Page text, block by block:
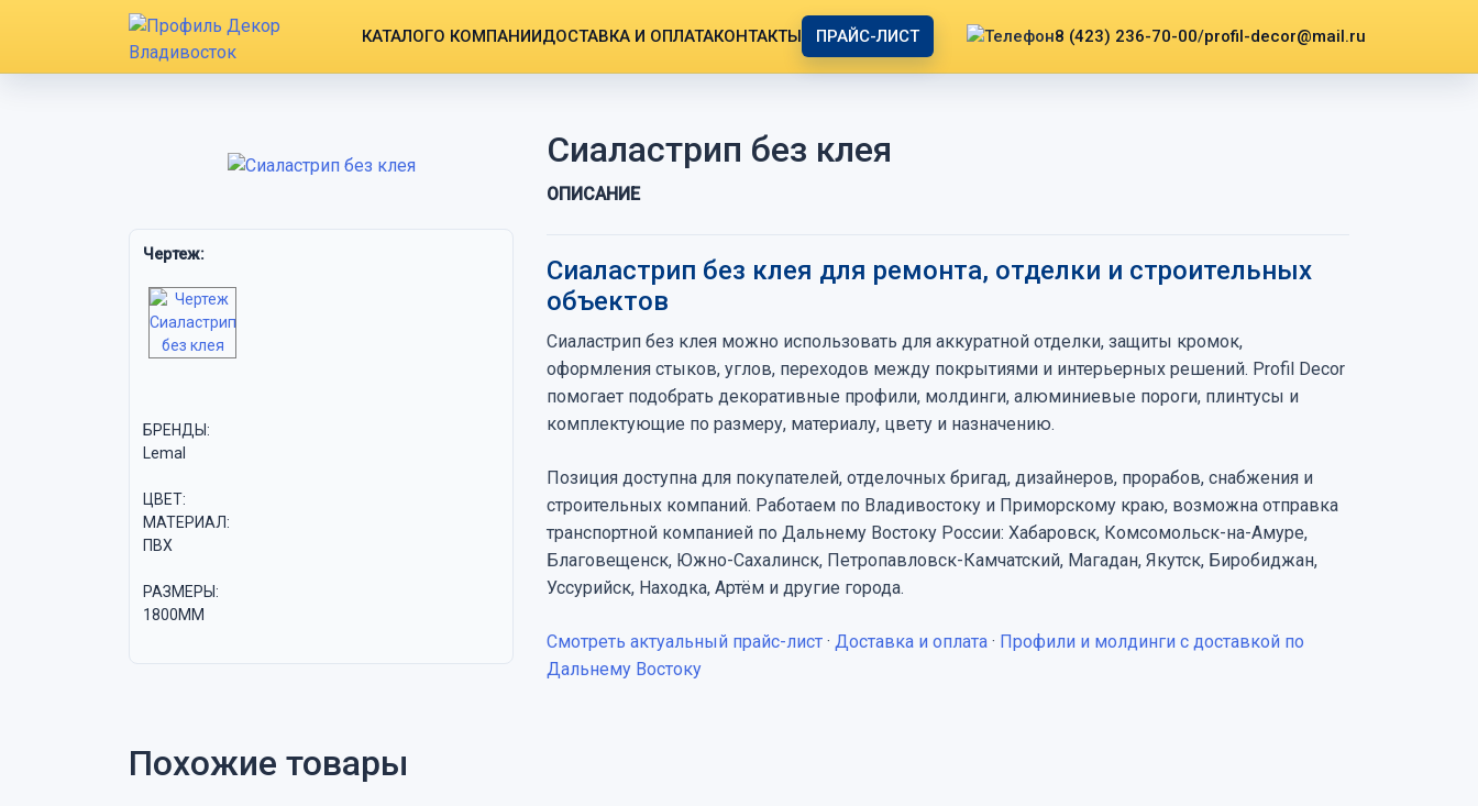
КАТАЛОГО КОМПАНИИДОСТАВКА И ОПЛАТАКОНТАКТЫ ПРАЙС-ЛИСТ 8 (423) 236-70-00/profil-decor@mail.ru
Чертеж:
БРЕНДЫ:
Lemal
ЦВЕТ:
МАТЕРИАЛ:
ПВХ
РАЗМЕРЫ:
1800ММ
Сиаластрип без клея
ОПИСАНИЕ
Сиаластрип без клея для ремонта, отделки и строительных
объектов
Сиаластрип без клея можно использовать для аккуратной отделки, защиты кромок,
оформления стыков, углов, переходов между покрытиями и интерьерных решений. Profil Decor
помогает подобрать декоративные профили, молдинги, алюминиевые пороги, плинтусы и
комплектующие по размеру, материалу, цвету и назначению.
Позиция доступна для покупателей, отделочных бригад, дизайнеров, прорабов, снабжения и
строительных компаний. Работаем по Владивостоку и Приморскому краю, возможна отправка
транспортной компанией по Дальнему Востоку России: Хабаровск, Комсомольск-на-Амуре,
Благовещенск, Южно-Сахалинск, Петропавловск-Камчатский, Магадан, Якутск, Биробиджан,
Уссурийск, Находка, Артём и другие города.
Смотреть актуальный прайс-лист · Доставка и оплата · Профили и молдинги с доставкой по
Дальнему Востоку
Похожие товары